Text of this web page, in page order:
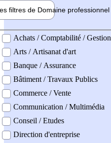
filtres de Domaine professionnel
professionel
Achats / Comptabilité / Gestion
Arts / Artisanat d'art
Banque / Assurance
Bâtiment / Travaux Publics
Commerce / Vente
Communication / Multimédia
Conseil / Etudes
Direction d'entreprise